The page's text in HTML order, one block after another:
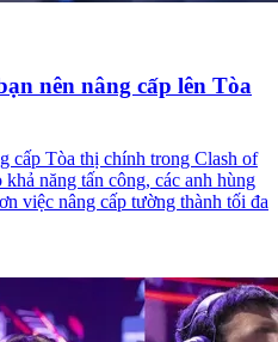
nên nâng cấp lên Tòa
cấp Tòa thị chính trong Clash of
năng tấn công, các anh hùng
việc nâng cấp tường thành tối đa